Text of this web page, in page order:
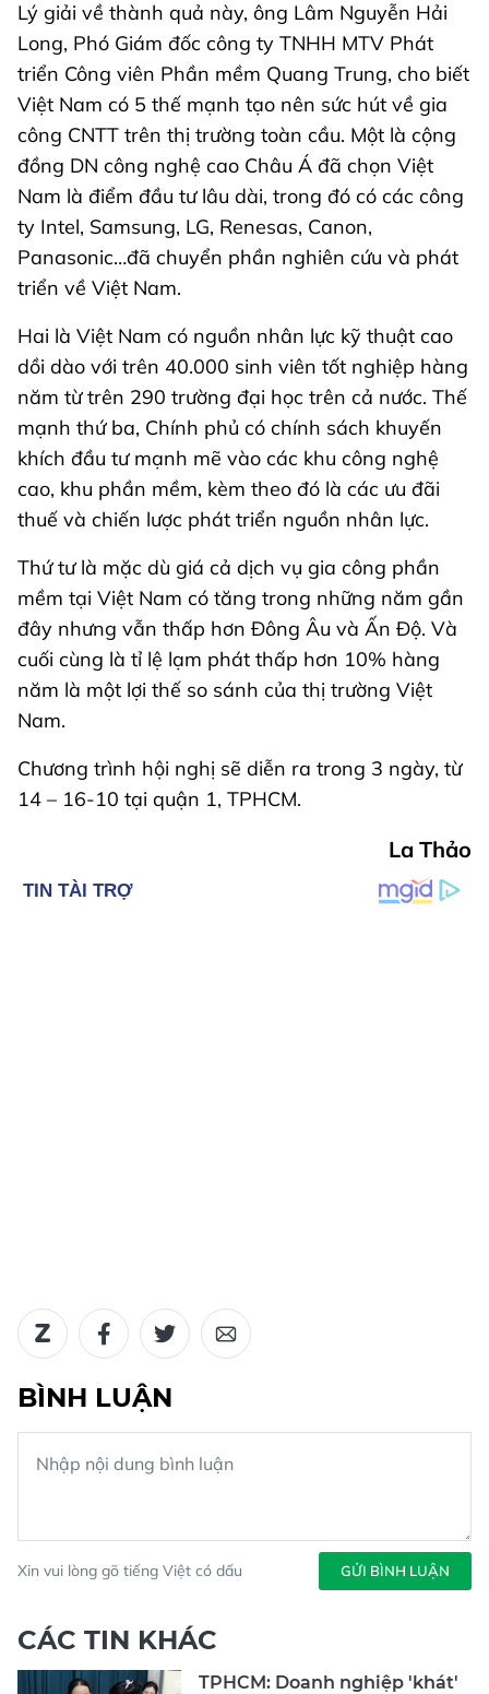
Lý giải về thành quả này, ông Lâm Nguyễn Hải
Long, Phó Giám đốc công ty TNHH MTV Phát
triển Công viên Phần mềm Quang Trung, cho biết
Việt Nam có 5 thế mạnh tạo nên sức hút về gia
công CNTT trên thị trường toàn cầu. Một là cộng
đồng DN công nghệ cao Châu Á đã chọn Việt
Nam là điểm đầu tư lâu dài, trong đó có các công
ty Intel, Samsung, LG, Renesas, Canon,
Panasonic…đã chuyển phần nghiên cứu và phát
triển về Việt Nam.
Hai là Việt Nam có nguồn nhân lực kỹ thuật cao
dồi dào với trên 40.000 sinh viên tốt nghiệp hàng
năm từ trên 290 trường đại học trên cả nước. Thế
mạnh thứ ba, Chính phủ có chính sách khuyến
khích đầu tư mạnh mẽ vào các khu công nghệ
cao, khu phần mềm, kèm theo đó là các ưu đãi
thuế và chiến lược phát triển nguồn nhân lực.
Thứ tư là mặc dù giá cả dịch vụ gia công phần
mềm tại Việt Nam có tăng trong những năm gần
đây nhưng vẫn thấp hơn Đông Âu và Ấn Độ. Và
cuối cùng là tỉ lệ lạm phát thấp hơn 10% hàng
năm là một lợi thế so sánh của thị trường Việt
Nam.
Chương trình hội nghị sẽ diễn ra trong 3 ngày, từ
14 – 16-10 tại quận 1, TPHCM.
La Thảo
BÌNH LUẬN
Xin vui lòng gõ tiếng Việt có dấu GỬI BÌNH LUẬN
CÁC TIN KHÁC
TPHCM: Doanh nghiệp 'khát'